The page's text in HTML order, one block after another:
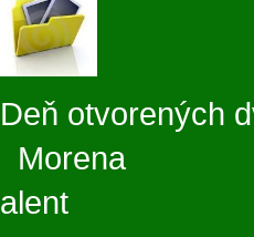
Deň
Morena